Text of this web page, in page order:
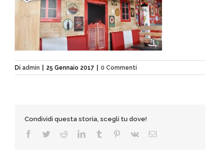
Di admin 25 Gennaio 2017 0 Commenti
Condividi questa storia, scegli tu dove!
Facebook
TwitterRedditLinkedInTumblr Pinterest
Vk Email